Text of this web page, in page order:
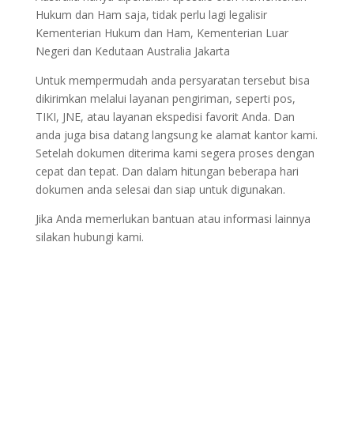
Hukum dan Ham saja, tidak perlu lagi legalisir
Kementerian Hukum dan Ham, Kementerian Luar
Negeri dan Kedutaan Australia Jakarta
Untuk mempermudah anda persyaratan tersebut bisa
dikirimkan melalui layanan pengiriman, seperti pos,
TIKI, JNE, atau layanan ekspedisi favorit Anda. Dan
anda juga bisa datang langsung ke alamat kantor kami.
Setelah dokumen diterima kami segera proses dengan
cepat dan tepat. Dan dalam hitungan beberapa hari
dokumen anda selesai dan siap untuk digunakan.
Jika Anda memerlukan bantuan atau informasi lainnya
silakan hubungi kami.